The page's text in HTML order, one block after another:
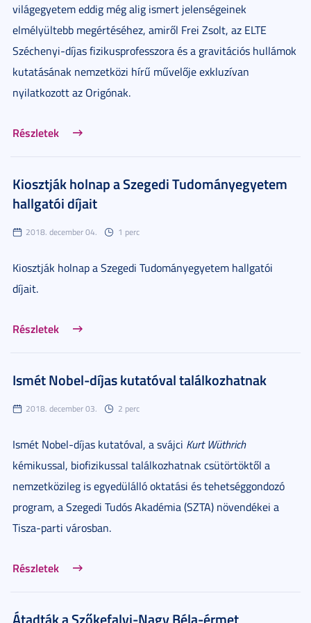
világegyetem eddig még alig ismert jelenségeinek
elmélyültebb megértéséhez, amiről Frei Zsolt, az ELTE
Széchenyi-díjas fizikusprofesszora és a gravitációs hullámok
kutatásának nemzetközi hírű művelője exkluzívan
nyilatkozott az Origónak.
Részletek
Kiosztják holnap a Szegedi Tudományegyetem
hallgatói díjait
2018. december 04. 1 perc
Kiosztják holnap a Szegedi Tudományegyetem hallgatói
díjait.
Részletek
Ismét Nobel-díjas kutatóval találkozhatnak
2018. december 03. 2 perc
Ismét Nobel-díjas kutatóval, a svájci Kurt Wüthrich
kémikussal, biofizikussal találkozhatnak csütörtöktől a
nemzetközileg is egyedülálló oktatási és tehetséggondozó
program, a Szegedi Tudós Akadémia (SZTA) növendékei a
Tisza-parti városban.
Részletek
Átadták a Szőkefalvi-Nagy Béla-érmet